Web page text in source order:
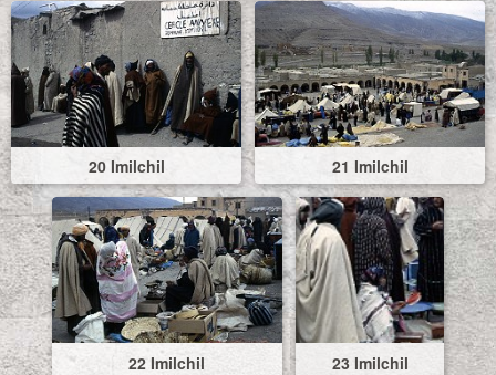
20 Imilchil 21 Imilchil
22 Imilchil 23 Imilchil